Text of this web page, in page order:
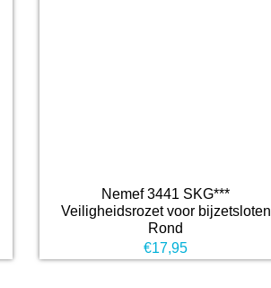
Nemef 3441 SKG***
Veiligheidsrozet voor bijzetsloten
Rond
€17,95